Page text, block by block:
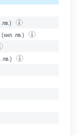
лв.)
(хил. лв.)
лв.)